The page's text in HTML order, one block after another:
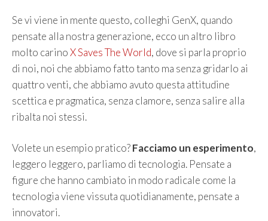
Se vi viene in mente questo, colleghi GenX, quando
pensate alla nostra generazione, ecco un altro libro
molto carinoX Saves The World, dove si parla proprio
di noi, noi che abbiamo fatto tanto ma senza gridarlo ai
quattro venti, che abbiamo avuto questa attitudine
scettica e pragmatica, senza clamore, senza salire alla
ribalta noi stessi.
Volete un esempio pratico?Facciamo un esperimento,
leggero leggero, parliamo di tecnologia. Pensate a
figure che hanno cambiato in modo radicale come la
tecnologia viene vissuta quotidianamente, pensate a
innovatori.